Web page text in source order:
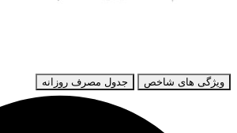
ویژگی های شاخص جدول مصرف روزانه